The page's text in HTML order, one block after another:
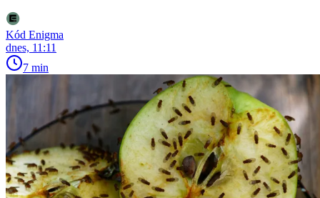
Kód Enigma
dnes, 11:11
7 min